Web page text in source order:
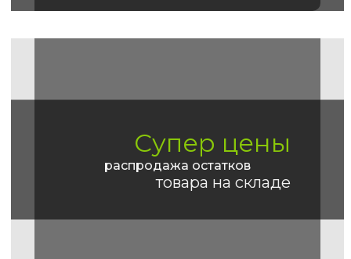
Супер цены
распродажа остатков
товара на складе